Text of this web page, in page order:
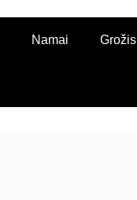
Namai Grožis